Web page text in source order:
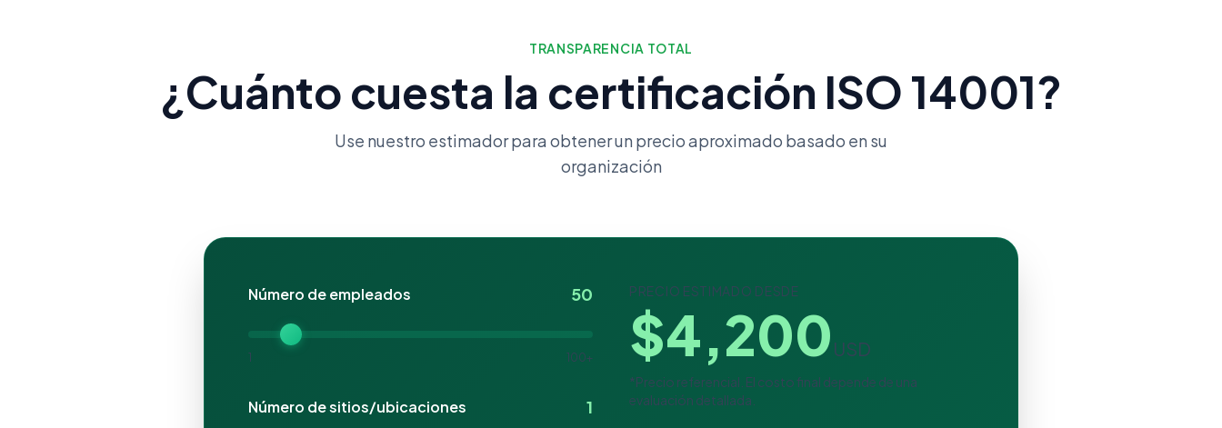
TRANSPARENCIA TOTAL
¿Cuánto cuesta la certificación ISO 14001?
Use nuestro estimador para obtener un precio aproximado basado en su
organización
Número de empleados 50
1 100+
Número de sitios/ubicaciones 1
PRECIO ESTIMADO DESDE
$4,200 USD
*Precio referencial. El costo final depende de una
evaluación detallada.